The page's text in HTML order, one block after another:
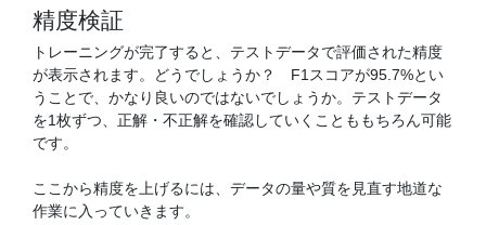
精度検証
トレーニングが完了すると、テストデータで評価された精度
が表示されます。どうでしょうか？ F1スコアが95.7%とい
うことで、かなり良いのではないでしょうか。テストデータ
を1枚ずつ、正解・不正解を確認していくことももちろん可能
です。
ここから精度を上げるには、データの量や質を見直す地道な
作業に入っていきます。